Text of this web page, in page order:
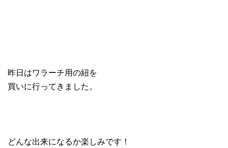
昨日はワラーチ用の紐を
買いに行ってきました。
どんな出来になるか楽しみです！